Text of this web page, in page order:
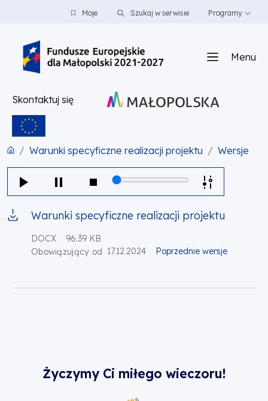
PRZEJDŹ DO TREŚCI
PRZEJDŹ DO MENUMoje Szukaj w serwisie Programy
Menu
Skontaktuj się
Warunki specyficzne realizacji projektu Wersje
Warunki specyficzne realizacji projektu
DOCX
96.39 KB
Obowiązujący od 17.12.2024 Poprzednie wersje
Życzymy Ci miłego wieczoru!